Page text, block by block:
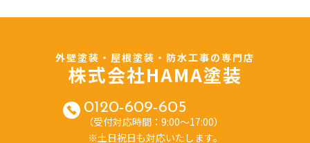
外壁塗装・屋根塗装・防水工事の専門店
株式会社HAMA塗装
0120-609-605
（受付対応時間：9:00～17:00）
※土日祝日も対応いたします。